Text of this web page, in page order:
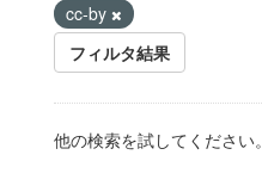
cc-by
フィルタ結果
他の検索を試してください。